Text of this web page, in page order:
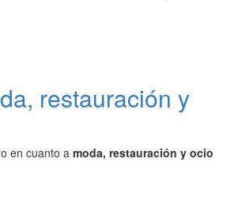
restauración y
en cuanto a moda, restauración y ocio